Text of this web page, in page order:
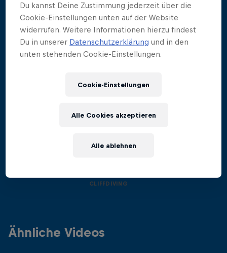
Einblicke in die Welt des Cliff Diving
CLIFFDIVING
Ähnliche Videos
Du kannst Deine Zustimmung jederzeit über die
Cookie-Einstellungen unten auf der Website
widerrufen. Weitere Informationen hierzu findest
Du in unserer Datenschutzerklärung und in den
unten stehenden Cookie-Einstellungen.
Cookie-Einstellungen
Alle ablehnen
Alle Cookies akzeptieren